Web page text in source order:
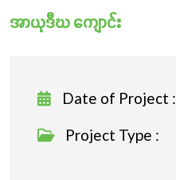
အာယုဒီဃ ကျောင်း
Date of Project :
Project Type :